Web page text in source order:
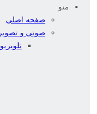
منو
صفحه اصلی
صوتی و تصویری
تلویزیون